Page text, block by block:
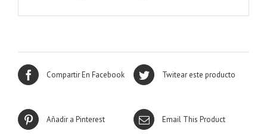
Compartir En Facebook Twitear este producto
Añadir a Pinterest Email This Product